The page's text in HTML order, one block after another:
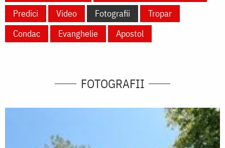
Predici
Video Fotografii
Tropar
Condac
Evanghelie Apostol
FOTOGRAFII